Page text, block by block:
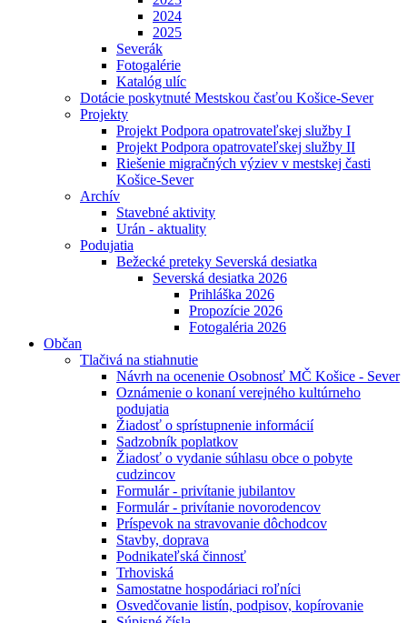
2024
2025
Severák
Fotogalérie
Katalóg ulíc
Dotácie poskytnuté Mestskou časťou Košice-Sever
Projekty
Projekt Podpora opatrovateľskej služby I
Projekt Podpora opatrovateľskej služby II
Riešenie migračných výziev v mestskej časti
Košice-Sever
Archív
Stavebné aktivity
Urán - aktuality
Podujatia
Bežecké preteky Severská desiatka
Severská desiatka 2026
Prihláška 2026
Propozície 2026
Fotogaléria 2026
Občan
Tlačivá na stiahnutie
Návrh na ocenenie Osobnosť MČ Košice - Sever
Oznámenie o konaní verejného kultúrneho
podujatia
Žiadosť o sprístupnenie informácií
Sadzobník poplatkov
Žiadosť o vydanie súhlasu obce o pobyte
cudzincov
Formulár - privítanie jubilantov
Formulár - privítanie novorodencov
Príspevok na stravovanie dôchodcov
Stavby, doprava
Podnikateľská činnosť
Trhoviská
Samostatne hospodáriaci roľníci
Osvedčovanie listín, podpisov, kopírovanie